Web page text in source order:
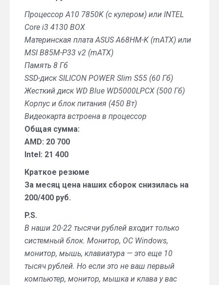
Процессор A10 7850K (с кулером) или INTEL
Core i3 4130 BOX
Материнская плата ASUS A68HM-K (mATX) или
MSI B85M-P33 v2 (mATX)
Память 8 Гб
SSD-диск SILICON POWER Slim S55 (60 Гб)
Жесткий диск WD Blue WD5000LPCX (500 Гб)
Корпус и блок питания (450 Вт)
Видеокарта встроена в процессор
Общая сумма:
AMD: 20 700
Intel: 21 400
Краткое резюме
За месяц цена наших сборок снизилась на
200/400 руб.
P.S.
В наши 20-22 тысячи рублей входит только
системный блок. Монитор, ОС Windows,
монитор, мышь, клавиатура — это еще 10
тысяч рублей. Но если это не ваш первый
компьютер, монитор, мышка и клава у вас